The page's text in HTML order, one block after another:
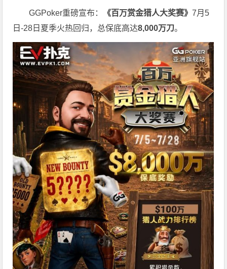
GGPoker重磅宣布： 《百万赏金猎人大奖赛》7月5
日-28日夏季火热回归，总保底高达8,000万刀。